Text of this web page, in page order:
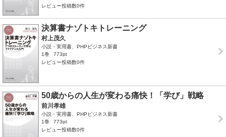
レビュー投稿数0件
決算書ナゾトキトレーニング
村上茂久
小説・実用書、PHPビジネス新書
1巻
773pt
レビュー投稿数0件
50歳からの人生が変わる痛快！「学び」戦略
前川孝雄
小説・実用書、PHPビジネス新書
1巻
773pt
レビュー投稿数0件